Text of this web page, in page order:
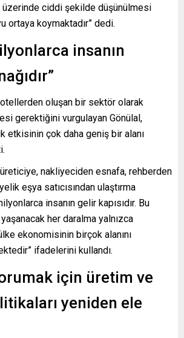
üzerinde ciddi şekilde düşünülmesi
ortaya koymaktadır” dedi.
insanın
oluşan bir sektör olarak
gerektiğini vurgulayan Gönülal,
etkisinin çok daha geniş bir alanı
nakliyeciden esnafa, rehberden
eşya satıcısından ulaştırma
insanın gelir kapısıdır. Bu
her daralma yalnızca
ekonomisinin birçok alanını
ifadelerini kullandı.
için üretim ve
yeniden ele